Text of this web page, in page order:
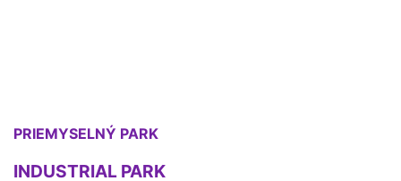
PRIEMYSELNÝ PARK
INDUSTRIAL PARK